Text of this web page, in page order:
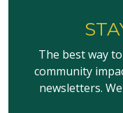
The best way
community
newsletters.